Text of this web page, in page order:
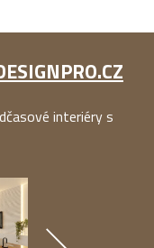
interiéry s